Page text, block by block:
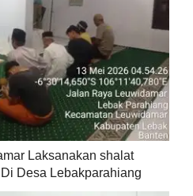
Laksanakan shalat
Desa Lebakparahiang